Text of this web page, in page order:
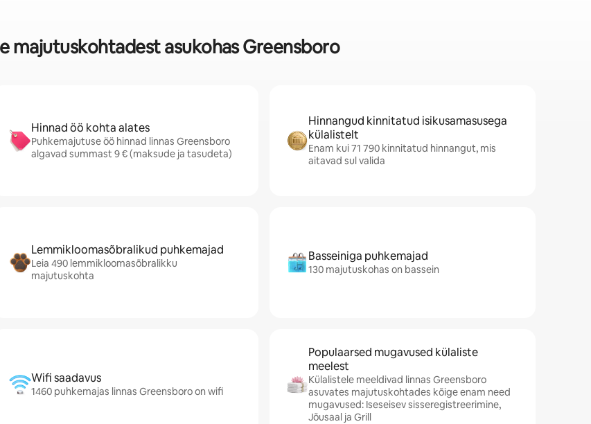
majutuskohtadest asukohas Greensboro
Hinnad öö kohta alates
Puhkemajutuse öö hinnad linnas Greensboro
algavad summast 9 € (maksude ja tasudeta)
Hinnangud kinnitatud isikusamasusega
külalistelt
Enam kui 71 790 kinnitatud hinnangut, mis
aitavad sul valida
Lemmikloomasõbralikud puhkemajad
Leia 490 lemmikloomasõbralikku
majutuskohta
Basseiniga puhkemajad
130 majutuskohas on bassein
Wifi saadavus
1460 puhkemajas linnas Greensboro on wifi
Populaarsed mugavused külaliste
meelest
Külalistele meeldivad linnas Greensboro
asuvates majutuskohtades kõige enam need
mugavused: Iseseisev sisseregistreerimine,
Jõusaal ja Grill